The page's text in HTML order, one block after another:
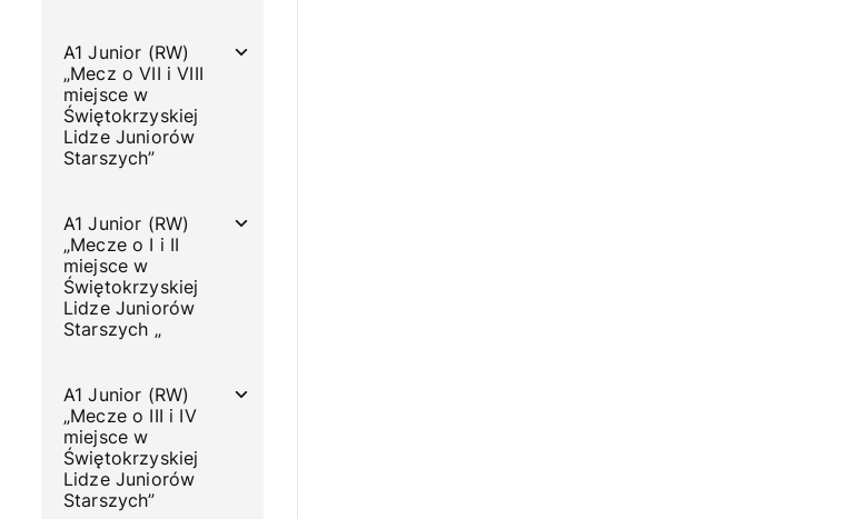
A1 Junior (RW)
„Mecz o VII i VIII
miejsce w
Świętokrzyskiej
Lidze Juniorów
Starszych”
A1 Junior (RW)
„Mecze o I i II
miejsce w
Świętokrzyskiej
Lidze Juniorów
Starszych „
A1 Junior (RW)
„Mecze o III i IV
miejsce w
Świętokrzyskiej
Lidze Juniorów
Starszych”